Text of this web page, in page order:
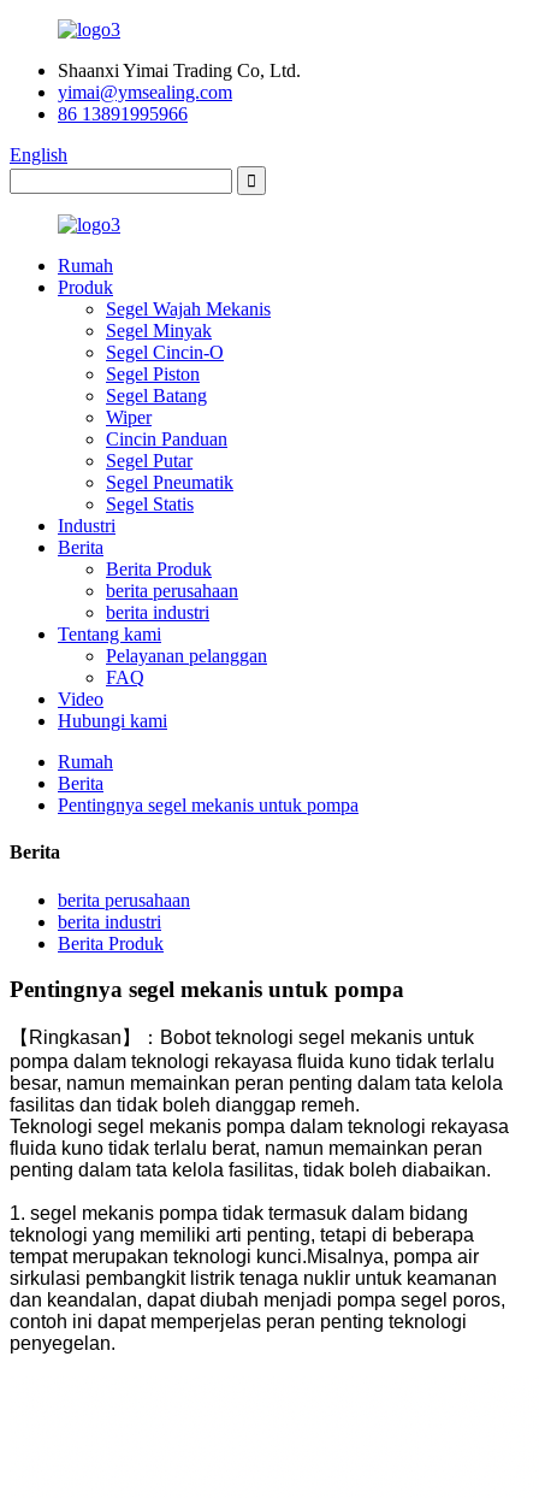
Shaanxi Yimai Trading Co, Ltd.
yimai@ymsealing.com
86 13891995966
English
Rumah
Produk
Segel Wajah Mekanis
Segel Minyak
Segel Cincin-O
Segel Piston
Segel Batang
Wiper
Cincin Panduan
Segel Putar
Segel Pneumatik
Segel Statis
Industri
Berita
Berita Produk
berita perusahaan
berita industri
Tentang kami
Pelayanan pelanggan
FAQ
Video
Hubungi kami
Rumah
Berita
Pentingnya segel mekanis untuk pompa
Berita
berita perusahaan
berita industri
Berita Produk
Pentingnya segel mekanis untuk pompa
【Ringkasan】：Bobot teknologi segel mekanis untuk
pompa dalam teknologi rekayasa fluida kuno tidak terlalu
besar, namun memainkan peran penting dalam tata kelola
fasilitas dan tidak boleh dianggap remeh.
Teknologi segel mekanis pompa dalam teknologi rekayasa
fluida kuno tidak terlalu berat, namun memainkan peran
penting dalam tata kelola fasilitas, tidak boleh diabaikan.
1. segel mekanis pompa tidak termasuk dalam bidang
teknologi yang memiliki arti penting, tetapi di beberapa
tempat merupakan teknologi kunci.Misalnya, pompa air
sirkulasi pembangkit listrik tenaga nuklir untuk keamanan
dan keandalan, dapat diubah menjadi pompa segel poros,
contoh ini dapat memperjelas peran penting teknologi
penyegelan.